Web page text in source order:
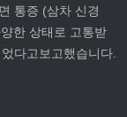
통증 (삼차 신경
한 상태로 고통받
다고보고했습니다.